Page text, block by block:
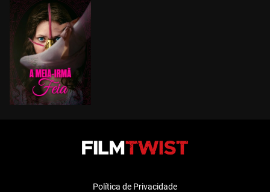
Política de Privacidade